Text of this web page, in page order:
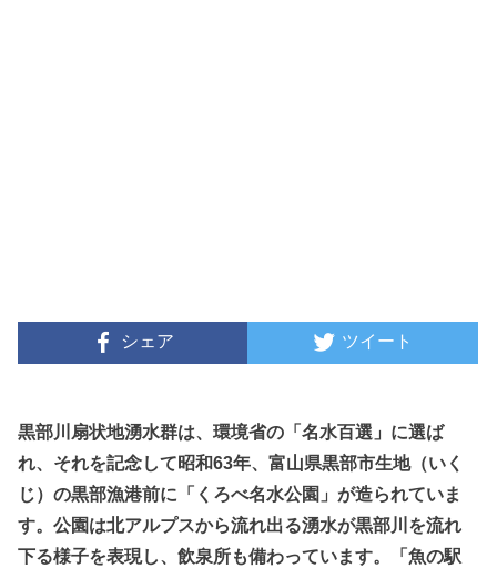
シェア ツイート
黒部川扇状地湧水群は、環境省の「名水百選」に選ば
れ、それを記念して昭和63年、富山県黒部市生地（いく
じ）の黒部漁港前に「くろべ名水公園」が造られていま
す。公園は北アルプスから流れ出る湧水が黒部川を流れ
下る様子を表現し、飲泉所も備わっています。「魚の駅